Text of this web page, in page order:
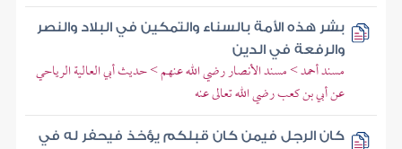
بشر هذه الأمة بالسناء والتمكين في البلاد والنصر
والرفعة في الدين
مسند أحمد > مسند الأنصار رضي الله عنهم > حديث أبي العالية الرياحي
عن أبي بن كعب رضي الله تعالى عنه
كان الرجل فيمن كان قبلكم يؤخذ فيحفر له في